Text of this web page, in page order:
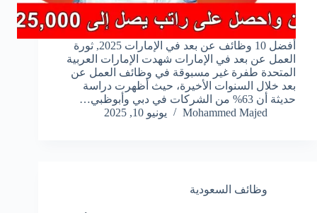
أفضل 10 وظائف عن بعد في الإمارات 2025, ثورة
العمل عن بعد في الإمارات شهدت الإمارات العربية
المتحدة طفرة غير مسبوقة في وظائف العمل عن
بعد خلال السنوات الأخيرة، حيث أظهرت دراسة
حديثة أن 63% من الشركات في دبي وأبوظبي…
Mohammed Majed
يونيو 10, 2025
وظائف السعودية